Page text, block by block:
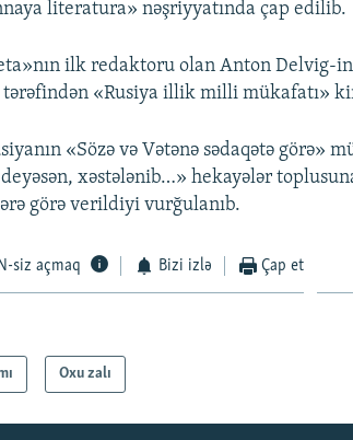
literatura» nəşriyyatında çap edilib.
ilk redaktoru olan Anton Delvig-in
tərəfindən «Rusiya illik milli mükafatı»
«Sözə və Vətənə sədaqətə görə»
xəstələnib…» hekayələr
görə verildiyi vurğulanıb.
siz açmaq Bizi izlə Çap et
Oxu zalı